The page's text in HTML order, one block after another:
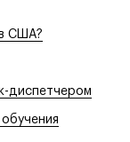
США?
диспетчером